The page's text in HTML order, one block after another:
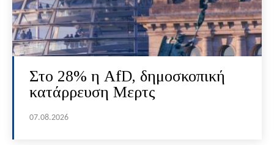
Στο 28% η AfD, δημοσκοπική
κατάρρευση Μερτς
07.08.2026